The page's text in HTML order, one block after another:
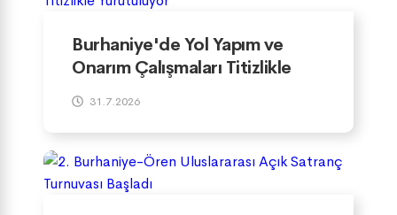
Burhaniye'de Yol Yapım ve
Onarım Çalışmaları Titizlikle
Yürütülüyor
31.7.2026